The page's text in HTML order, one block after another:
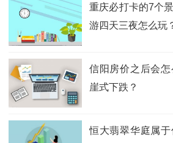
重庆必打卡的7个
游四天三夜怎么玩
信阳房价之后会
崖式下跌？
恒大翡翠华庭属